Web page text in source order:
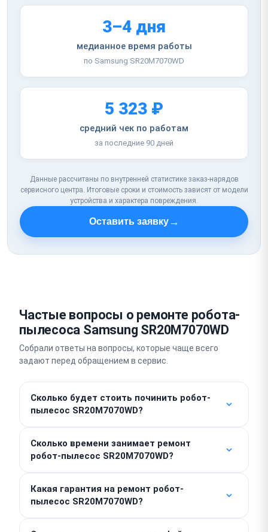
3–4 дня
медианное время работы
по Samsung SR20M7070WD
5 323 ₽
средний чек по работам
за последние 90 дней
Данные рассчитаны по внутренней статистике заказ-нарядов
сервисного центра. Итоговые сроки и стоимость зависят от модели
устройства и характера повреждения.
Оставить заявку→
Частые вопросы о ремонте робота-
пылесоса Samsung SR20M7070WD
Собрали ответы на вопросы, которые чаще всего
задают перед обращением в сервис.
Сколько будет стоить починить робот-
пылесос SR20M7070WD?
рассчитывается отдельно, поэтому итоговая
сумма зависит от характера поломки. Точную цену
мы назовем после бесплатной диагностики,
скрытых доплат у нас нет.
Сколько времени занимает ремонт
робот-пылесос SR20M7070WD?
от одного до двух часов в день обращения.
Сложный ремонт с пайкой плат или
восстановлением электроники требует 3–4 дня.
Какая гарантия на ремонт робот-
пылесос SR20M7070WD?